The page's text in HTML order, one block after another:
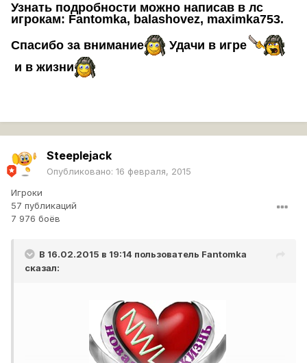
Узнать подробности можно написав в лс
игрокам: Fantomka, balashovez, maximka753.
Спасибо за внимание
Удачи в игре
и в жизни
Steeplejack
Опубликовано: 16 февраля, 2015
Игроки
57 публикаций
7 976 боёв
В 16.02.2015 в 19:14 пользователь Fantomka
сказал: